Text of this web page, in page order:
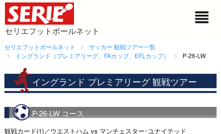
セリエフットボールネット
セリエフットボールネット
サッカー 観戦ツアー一覧
イングランド（プレミアリーグ、FAカップ、EFLカップ）
P-26-LW
イングランド プレミアリーグ 観戦ツアー
P-26-LW コース
観戦カード(1)／ウエストハム vs マンチェスター･ユナイテッド